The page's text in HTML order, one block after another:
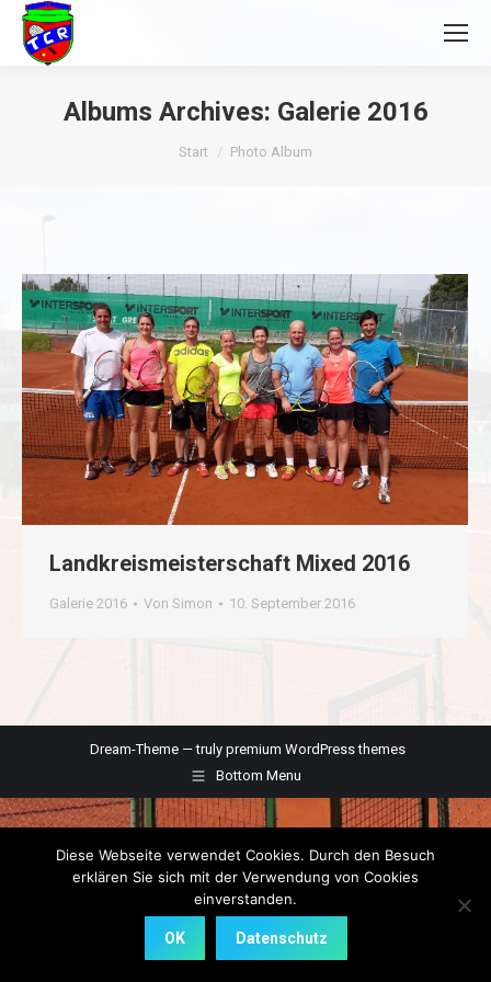
Albums Archives: Galerie 2016
Sie befinden sich hier:
Start Photo Album
Landkreismeisterschaft Mixed 2016
Galerie 2016 Von Simon 10. September 2016
Dream-Theme — truly premium WordPress themes
Bottom Menu
Diese Webseite verwendet Cookies. Durch den Besuch
erklären Sie sich mit der Verwendung von Cookies
einverstanden.
OK Datenschutz